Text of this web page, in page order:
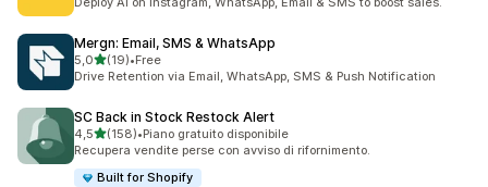
Mergn: Email, SMS & WhatsApp
5,0stelle su 5
(19)
19 recensioni totali
•Free
Drive Retention via Email, WhatsApp, SMS & Push Notification
SC Back in Stock Restock Alert
4,5stelle su 5
(158)
158 recensioni totali
•Piano gratuito disponibile
Recupera vendite perse con avviso di rifornimento.
Built for Shopify